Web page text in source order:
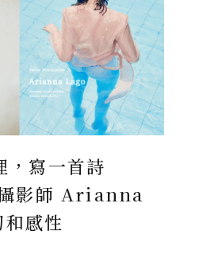
，寫一首詩
影師 Arianna
感性